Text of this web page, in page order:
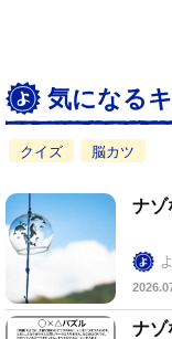
気になる
クイズ 脳カツ
ナゾ
ナゾ